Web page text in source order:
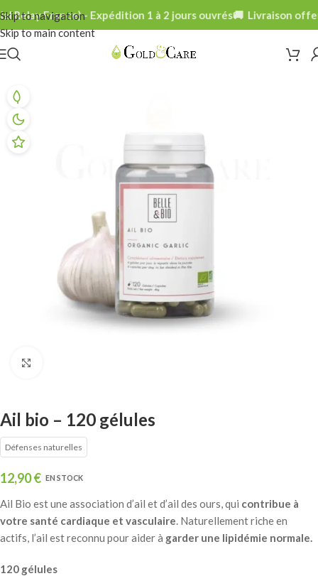
Skip to navigation
Skip to main content
France) - Expédition 1 à 2 jours ouvrés🚚 Livraison
Ail bio – 120 gélules
Défenses naturelles
12,90€ EN STOCK
Ail Bio est une association d’ail et d’ail des ours, qui contribue à
votre santé cardiaque et vasculaire . Naturellement riche en
actifs, l’ail est reconnu pour aider à garder une lipidémie normale.
120 gélules